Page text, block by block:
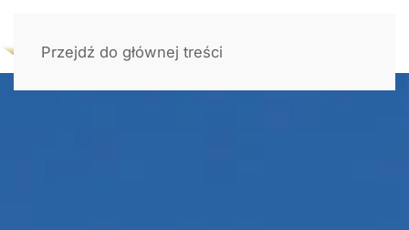
Przejdź do głównej treści